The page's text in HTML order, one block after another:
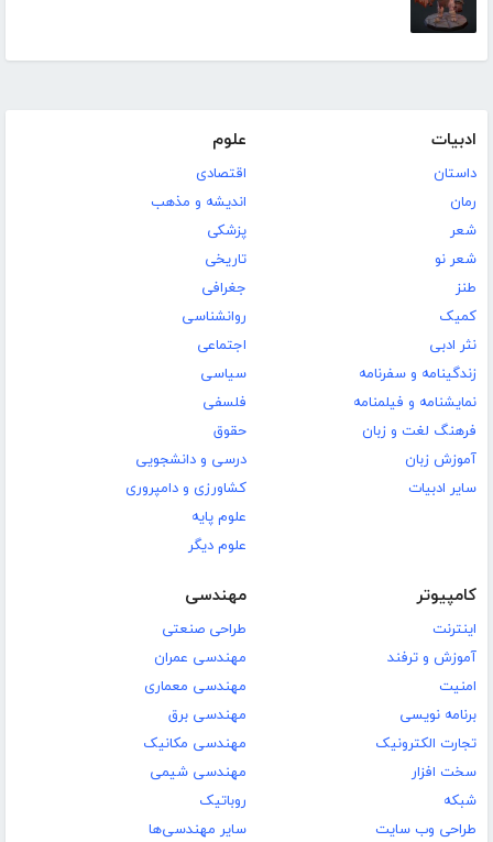
ادبیات
داستان
رمان
شعر
شعر نو
طنز
کمیک
نثر ادبی
زندگینامه و سفرنامه
نمایشنامه و فیلمنامه
فرهنگ لغت و زبان
آموزش زبان
سایر ادبیات
علوم
اقتصادی
اندیشه و مذهب
پزشکی
تاریخی
جغرافی
روانشناسی
اجتماعی
سیاسی
فلسفی
حقوق
درسی و دانشجویی
کشاورزی و دامپروری
علوم پایه
علوم دیگر
کامپیوتر
اینترنت
آموزش و ترفند
امنیت
برنامه نویسی
تجارت الکترونیک
سخت افزار
شبکه
طراحی وب سایت
مهندسی
طراحی صنعتی
مهندسی عمران
مهندسی معماری
مهندسی برق
مهندسی مکانیک
مهندسی شیمی
روباتیک
سایر مهندسی‌ها